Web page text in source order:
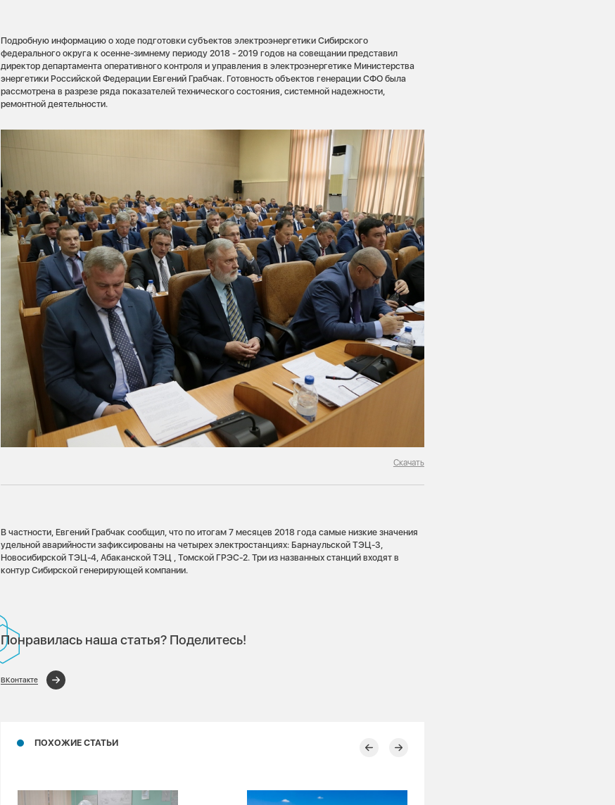
Подробную информацию о ходе подготовки субъектов электроэнергетики Сибирского
федерального округа к осенне-зимнему периоду 2018 - 2019 годов на совещании представил
директор департамента оперативного контроля и управления в электроэнергетике Министерства
энергетики Российской Федерации Евгений Грабчак. Готовность объектов генерации СФО была
рассмотрена в разрезе ряда показателей технического состояния, системной надежности,
ремонтной деятельности.
Скачать
В частности, Евгений Грабчак сообщил, что по итогам 7 месяцев 2018 года самые низкие значения
удельной аварийности зафиксированы на четырех электростанциях: Барнаульской ТЭЦ-3,
Новосибирской ТЭЦ-4, Абаканской ТЭЦ , Томской ГРЭС-2. Три из названных станций входят в
контур Сибирской генерирующей компании.
Понравилась наша статья? Поделитесь!
ВКонтакте
ПОХОЖИЕ СТАТЬИ